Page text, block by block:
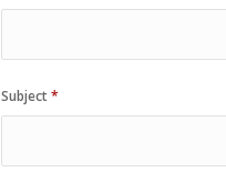
Subject*